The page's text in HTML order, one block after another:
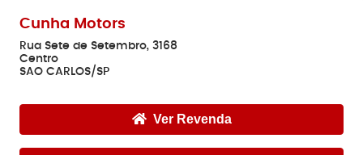
Cunha Motors
Rua Sete de Setembro, 3168
Centro
SAO CARLOS/SP
Ver Revenda